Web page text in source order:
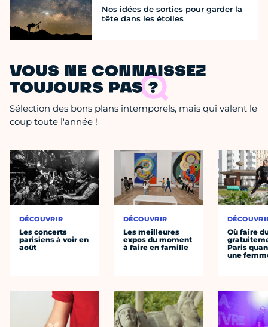
Nos idées de sorties pour garder la
tête dans les étoiles
VOUS NE CONNAISSEZ
TOUJOURS PAS ?
Sélection des bons plans intemporels, mais qui valent le
coup toute l'année !
DÉCOUVRIR
Les concerts
parisiens à voir en
août
DÉCOUVRIR
Les meilleures
expos du moment
à faire en famille
Où faire
Paris
une